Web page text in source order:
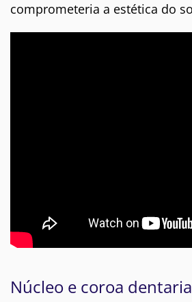
comprometeria a estética do
Núcleo e coroa dentaria